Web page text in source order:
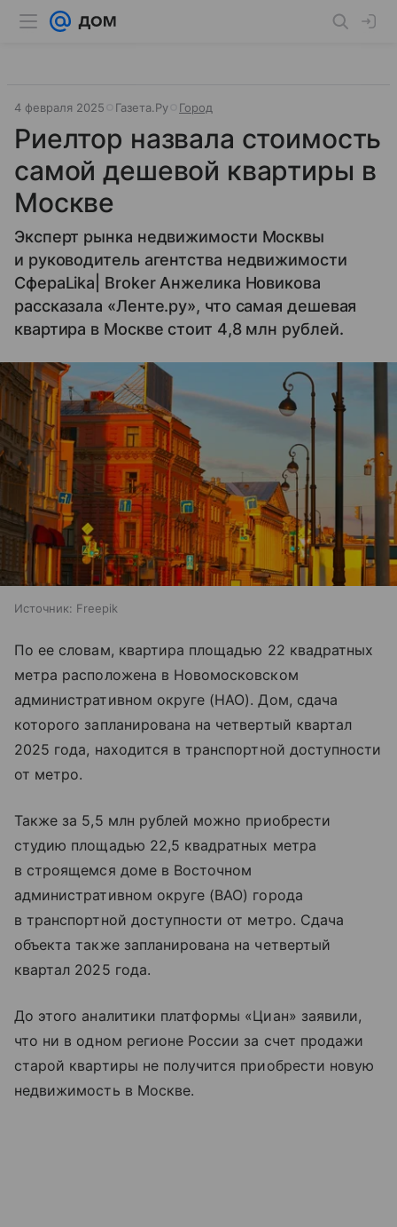
4 февраля 2025 Газета.Ру Город
Риелтор назвала стоимость
самой дешевой квартиры в
Москве
Эксперт рынка недвижимости Москвы
и руководитель агентства недвижимости
СфераLika| Broker Анжелика Новикова
рассказала «Ленте.ру», что самая дешевая
квартира в Москве стоит 4,8 млн рублей.
Источник: Freepik
По ее словам, квартира площадью 22 квадратных
метра расположена в Новомосковском
административном округе (НАО). Дом, сдача
которого запланирована на четвертый квартал
2025 года, находится в транспортной доступности
от метро.
Также за 5,5 млн рублей можно приобрести
студию площадью 22,5 квадратных метра
в строящемся доме в Восточном
административном округе (ВАО) города
в транспортной доступности от метро. Сдача
объекта также запланирована на четвертый
квартал 2025 года.
До этого аналитики платформы «Циан» заявили,
что ни в одном регионе России за счет продажи
старой квартиры не получится приобрести новую
недвижимость в Москве.